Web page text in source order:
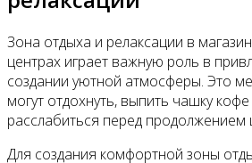
Зона отдыха и релаксации в
центрах играет важную роль в
создании уютной атмосферы. Это
могут отдохнуть, выпить чашку
расслабиться перед продолжением
Для создания комфортной зоны